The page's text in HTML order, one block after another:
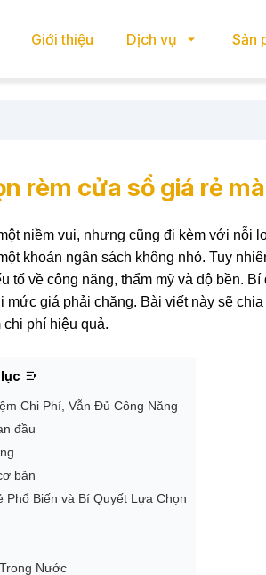
Giới thiệu Dịch vụ Sản
rèm cửa sổ giá rẻ
niềm vui, nhưng cũng đi kèm với nỗi
khoản ngân sách không nhỏ. Tuy
tố về công năng, thẩm mỹ và độ bền.
mức giá phải chăng. Bài viết này sẽ
chi phí hiệu quả.
Chi Phí, Vẫn Đủ Công Năng
đầu
bản
Phổ Biến và Bí Quyết Lựa Chọn
Nước